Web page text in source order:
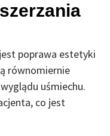
poprawa estetyki
równomiernie
uśmiechu.
co jest